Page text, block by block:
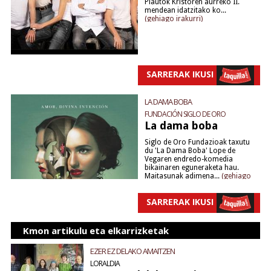
Plautok Kristoren aurreko II.
mendean idatzitako ko...
(gehiago irakurri)
SARRERAK IKUSI
LA DAMA BOBA
FUNDACIÓN SIGLO DE ORO
La dama boba
Siglo de Oro Fundazioak taxutu
du 'La Dama Boba' Lope de
Vegaren endredo-komedia
bikainaren eguneraketa hau.
Maitasunak adimena... (gehiago
ALMAGRO VALENCIA
SARRERAK IKUSI
Kmon artikulu eta elkarrizketak
EZER EZ DELAKO AMAITZEN
LORALDIA